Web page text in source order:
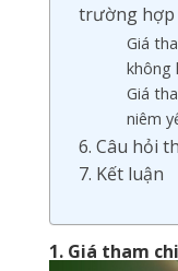
trường hợp
Giá
không
Giá
niêm
6. Câu hỏi
7. Kết luận
1. Giá tham